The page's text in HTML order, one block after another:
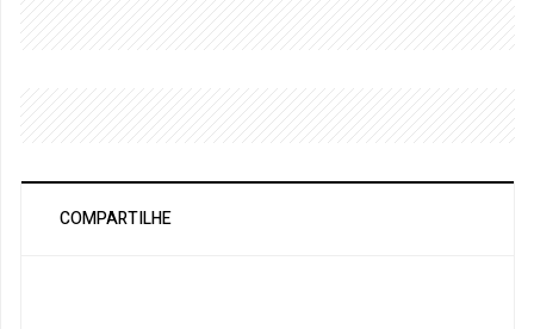
COMPARTILHE